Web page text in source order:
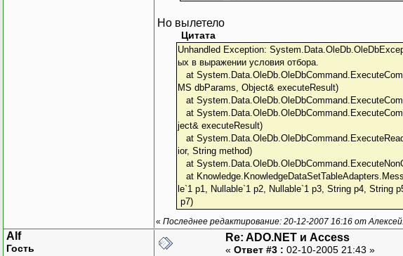
Но вылетело
Цитата
Unhandled Exception:
ых в выражении условия отбора.
at
MS dbParams, Object& executeResult)
at
at
ject& executeResult)
at
ior, String method)
at
at
le`1 p1, Nullable`1 p2, Nullable`1 p3, String p4, String
p7)
« Последнее редактирование: 20-12-2007 16:16 от
Alf
Гость
Re: ADO.NET и Access
« Ответ #3 : 02-10-2005 21:43 »